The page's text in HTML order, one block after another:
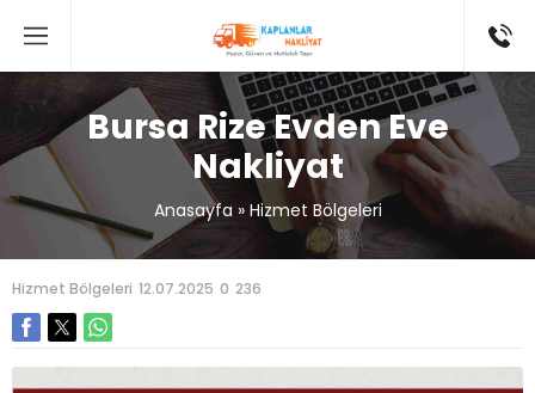
Bursa Rize Evden Eve
Nakliyat
Anasayfa» Hizmet Bölgeleri
Hizmet Bölgeleri 12.07.2025 0 236